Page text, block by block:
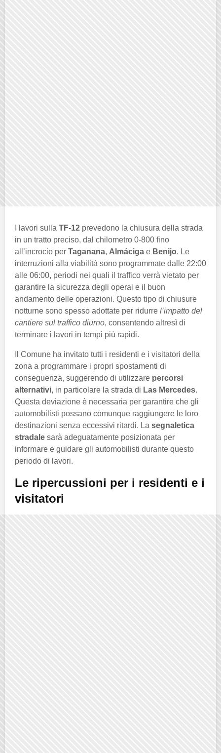
I lavori sulla TF-12 prevedono la chiusura della strada
in un tratto preciso, dal chilometro 0-800 fino
all’incrocio per Taganana, Almáciga e Benijo. Le
interruzioni alla viabilità sono programmate dalle 22:00
alle 06:00, periodi nei quali il traffico verrà vietato per
garantire la sicurezza degli operai e il buon
andamento delle operazioni. Questo tipo di chiusure
notturne sono spesso adottate per ridurre l’impatto del
cantiere sul traffico diurno, consentendo altresì di
terminare i lavori in tempi più rapidi.
Il Comune ha invitato tutti i residenti e i visitatori della
zona a programmare i propri spostamenti di
conseguenza, suggerendo di utilizzare percorsi
alternativi, in particolare la strada di Las Mercedes.
Questa deviazione è necessaria per garantire che gli
automobilisti possano comunque raggiungere le loro
destinazioni senza eccessivi ritardi. La segnaletica
stradale sarà adeguatamente posizionata per
informare e guidare gli automobilisti durante questo
periodo di lavori.
Le ripercussioni per i residenti e i
visitatori